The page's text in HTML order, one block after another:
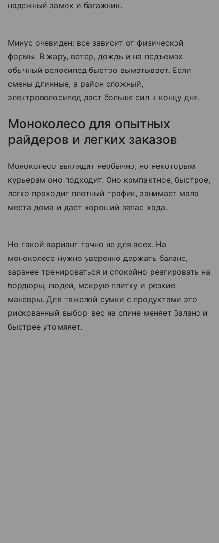
надежный замок и багажник.
Минус очевиден: все зависит от физической
формы. В жару, ветер, дождь и на подъемах
обычный велосипед быстро выматывает. Если
смены длинные, а район сложный,
электровелосипед даст больше сил к концу дня.
Моноколесо для опытных
райдеров и легких заказов
Моноколесо выглядит необычно, но некоторым
курьерам оно подходит. Оно компактное, быстрое,
легко проходит плотный трафик, занимает мало
места дома и дает хороший запас хода.
Но такой вариант точно не для всех. На
моноколесе нужно уверенно держать баланс,
заранее тренироваться и спокойно реагировать на
бордюры, людей, мокрую плитку и резкие
маневры. Для тяжелой сумки с продуктами это
рискованный выбор: вес на спине меняет баланс и
быстрее утомляет.